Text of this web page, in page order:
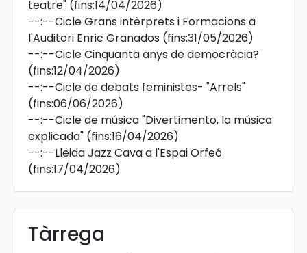
teatre" (fins:14/04/2026)
--:--Cicle Grans intèrprets i Formacions a
l'Auditori Enric Granados (fins:31/05/2026)
--:--Cicle Cinquanta anys de democràcia?
(fins:12/04/2026)
--:--Cicle de debats feministes- "Arrels"
(fins:06/06/2026)
--:--Cicle de música "Divertimento, la música
explicada" (fins:16/04/2026)
--:--Lleida Jazz Cava a l'Espai Orfeó
(fins:17/04/2026)
Tàrrega